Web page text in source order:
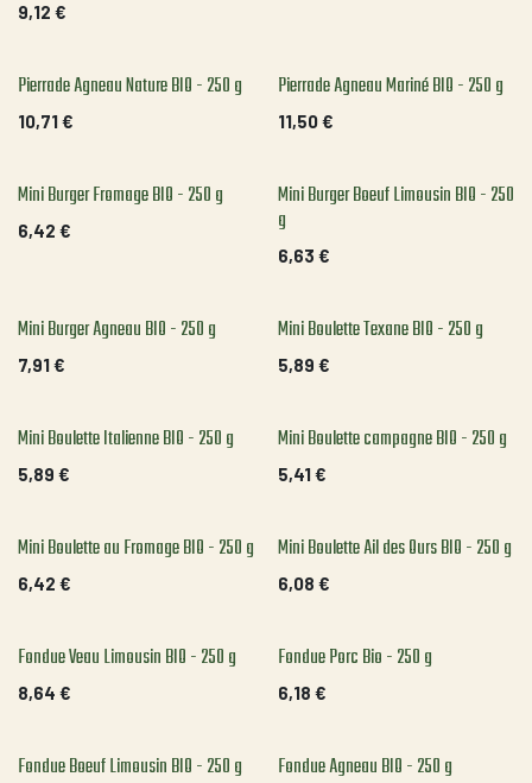
9,12 €
Pierrade Agneau Nature BIO - 250 g
10,71€
Pierrade Agneau Mariné BIO - 250 g
11,50€
Mini Burger Fromage BIO - 250 g
6,42 €
Mini Burger Boeuf Limousin BIO - 250
g
6,63 €
Mini Burger Agneau BIO - 250 g
7,91€
Mini Boulette Texane BIO - 250 g
5,89 €
Mini Boulette Italienne BIO - 250 g
5,89 €
Mini Boulette campagne BIO - 250 g
5,41€
Mini Boulette au Fromage BIO - 250 g
6,42 €
Mini Boulette Ail des Ours BIO - 250 g
6,08 €
Fondue Veau Limousin BIO - 250 g
8,64 €
Fondue Porc Bio - 250 g
6,18 €
Fondue Boeuf Limousin BIO - 250 g Fondue Agneau BIO - 250 g